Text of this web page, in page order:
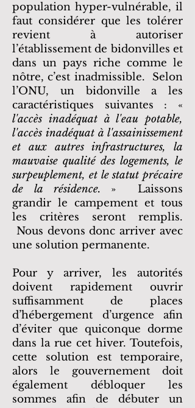
population hyper-vulnérable, il
faut considérer que les tolérer
revient à autoriser
l’établissement de bidonvilles et
dans un pays riche comme le
nôtre, c’est inadmissible. Selon
l’ONU, un bidonville a les
caractéristiques suivantes : «
l'accès inadéquat à l'eau potable,
l'accès inadéquat à l'assainissement
et aux autres infrastructures, la
mauvaise qualité des logements, le
surpeuplement, et le statut précaire
de la résidence. » Laissons
grandir le campement et tous
les critères seront remplis.
Nous devons donc arriver avec
une solution permanente.
Pour y arriver, les autorités
doivent rapidement ouvrir
suffisamment de places
d’hébergement d’urgence afin
d’éviter que quiconque dorme
dans la rue cet hiver. Toutefois,
cette solution est temporaire,
alors le gouvernement doit
également débloquer les
sommes afin de débuter un